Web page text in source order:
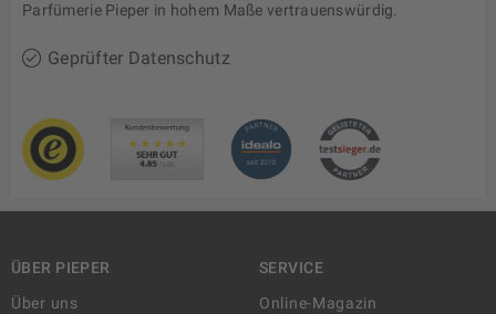
Parfümerie Pieper in hohem Maße vertrauenswürdig.
Geprüfter Datenschutz
ÜBER PIEPER
Über uns
SERVICE
Online-Magazin